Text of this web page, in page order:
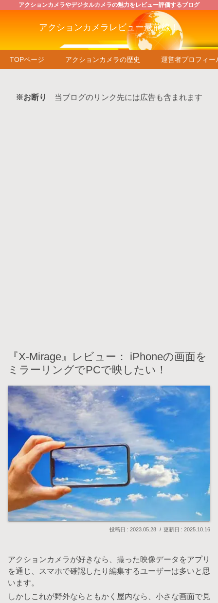
アクションカメラやデジタルカメラの魅力をレビュー評価するブログ
アクションカメラレビュー最前線！
TOPページ アクションカメラの歴史 運営者プロフィー
※お断り 当ブログのリンク先には広告も含まれます
『X-Mirage』レビュー： iPhoneの画面を
ミラーリングでPCで映したい！
2023.05.28 2025.10.16
アクションカメラが好きなら、撮った映像データをアプリ
を通じ、スマホで確認したり編集するユーザーは多いと思
います。
しかしこれが野外ならともかく屋内なら、小さな画面で見